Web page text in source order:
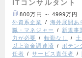
ITコンサルタント
800万円 ～ 4999万円
外資系企業
海外展開あ
職・マネジャー
新規事
力が必要
転勤なし
以上資金調達済
ポテン
任者
サービス責任者